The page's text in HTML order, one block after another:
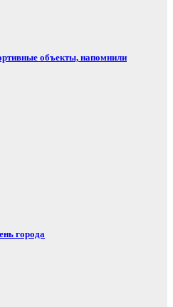
объекты, напомнили
города